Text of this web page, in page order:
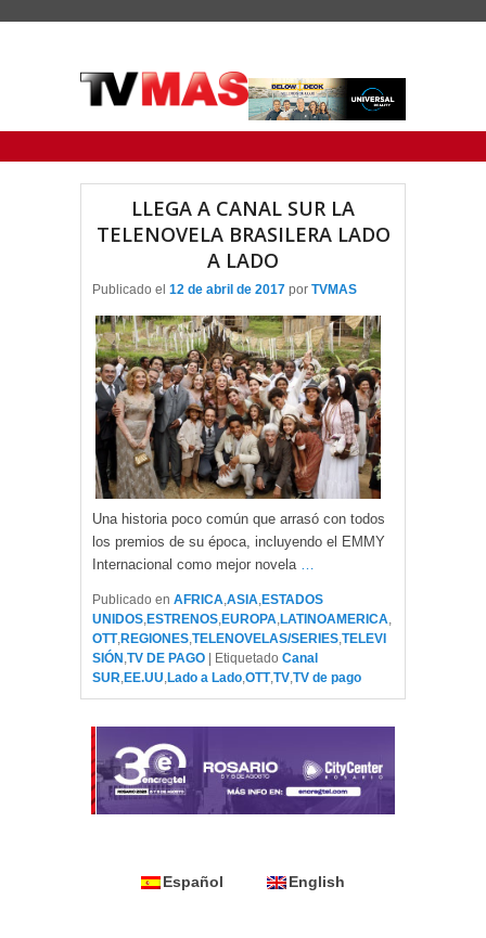
LLEGA A CANAL SUR LA
TELENOVELA BRASILERA LADO
A LADO
Publicado el 12 de abril de 2017 por TVMAS
Una historia poco común que arrasó con todos
los premios de su época, incluyendo el EMMY
Internacional como mejor novela …
Publicado en AFRICA,ASIA,ESTADOS
UNIDOS,ESTRENOS,EUROPA,LATINOAMERICA,
OTT,REGIONES,TELENOVELAS/SERIES,TELEVI
SIÓN ,TV DE PAGO Etiquetado Canal
SUR,EE.UU,Lado a Lado,OTT,TV,TV de pago
Español English